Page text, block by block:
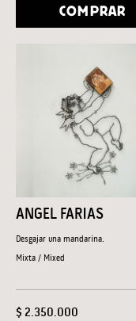
COMPRAR
ANGEL FARIAS
Desgajar una mandarina.
Mixta / Mixed
$ 2.350.000